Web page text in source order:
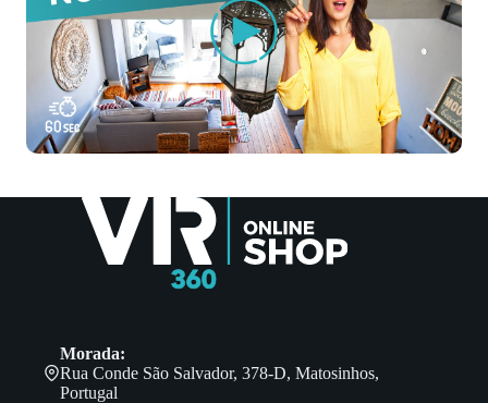
Morada:
Rua Conde São Salvador, 378-D, Matosinhos,
Portugal